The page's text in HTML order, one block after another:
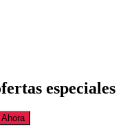
especiales